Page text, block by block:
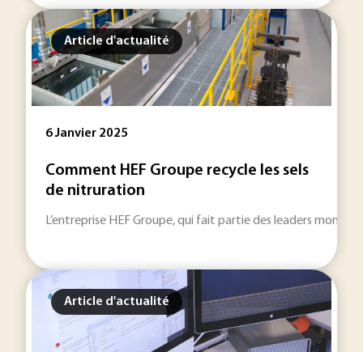
Article d'actualité
6 Janvier 2025
Comment HEF Groupe recycle les sels
de nitruration
L’entreprise HEF Groupe, qui fait partie des leaders
Article d'actualité